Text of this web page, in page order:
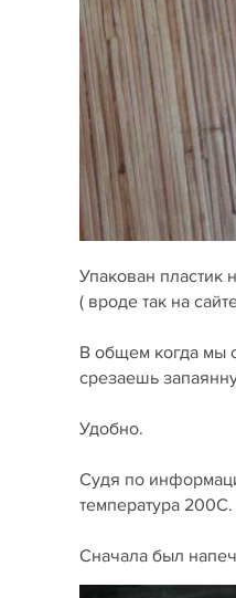
Упакован пластик
( вроде так на
В общем когда мы
срезаешь
Удобно.
Судя по
температура
Сначала был